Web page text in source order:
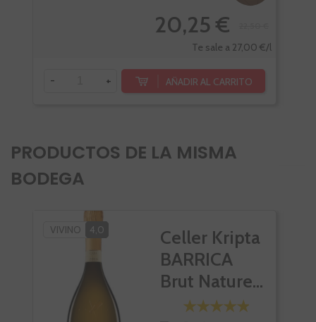
20,25 €
Te sale a 27,00 €/l
- + AÑADIR AL CARRITO
PRODUCTOS DE LA MISMA
BODEGA
VIVINO 4,0
Celler Kripta
BARRICA
Brut Nature...